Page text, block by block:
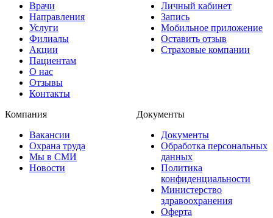
Врачи
Направления
Услуги
Филиалы
Акции
Пациентам
О нас
Отзывы
Контакты
Личный кабинет
Запись
Мобильное приложение
Оставить отзыв
Страховые компании
Компания
Вакансии
Охрана труда
Мы в СМИ
Новости
Документы
Документы
Обработка персональных
данных
Политика
конфиденциальности
Министерство
здравоохранения
Оферта